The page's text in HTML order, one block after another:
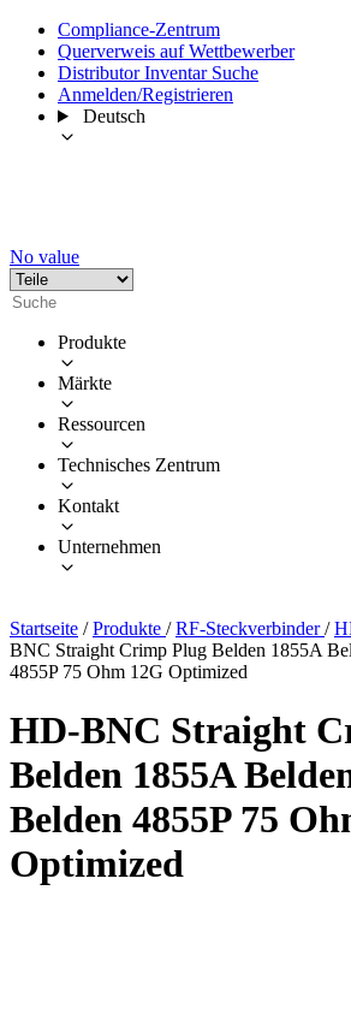
Compliance-Zentrum
Querverweis auf Wettbewerber
Distributor Inventar Suche
Anmelden/Registrieren
Deutsch
No value
Produkte
Märkte
Ressourcen
Technisches Zentrum
Kontakt
Unternehmen
Startseite / Produkte / RF-Steckverbinder/
BNC Straight Crimp Plug Belden 1855A
4855P 75 Ohm 12G Optimized
HD-BNC Straight
Belden 1855A
Belden 4855P 75
Optimized